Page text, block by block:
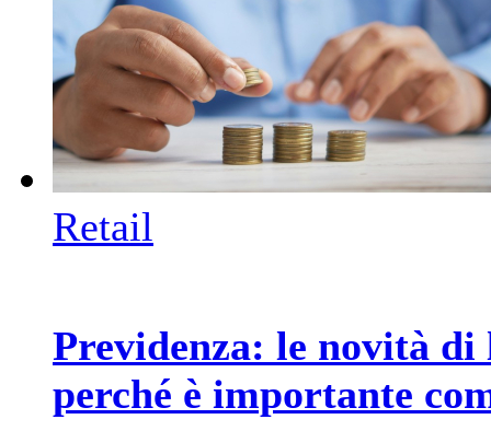
Retail
Previdenza: le novità di
perché è importante